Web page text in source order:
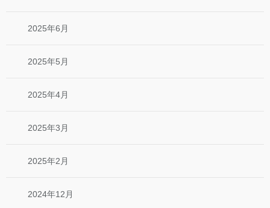
2025年6月
2025年5月
2025年4月
2025年3月
2025年2月
2024年12月